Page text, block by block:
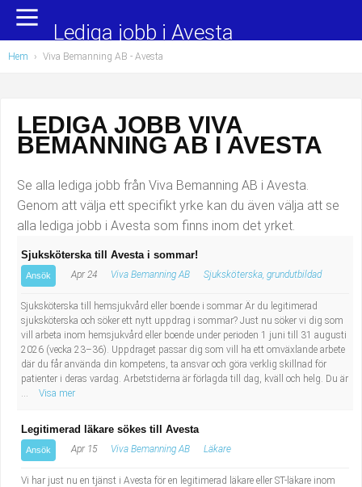
Yrkesområden
Administration, ekonomi, juridik
Chefer och verksamhetsledare
Data/IT
Försäljning, inköp, marknadsföring
Hantverksyrken
Hotell, restaurang, storhushåll
Hälso- och sjukvård
Industriell tillverkning
Kropps- och skönhetsvård
Populära jobb
Undersköterska, hemtjänst och äldreboende
Barnskötare
Lärare i förskola/Förskollärare
Lagerarbetare
Bussförare/Busschaufför
Elevassistent
Personlig assistent
Behandlingsassistent/Socialpedagog
Budbilsförare
Lediga jobb i Avesta
Hem › Viva Bemanning AB - Avesta
LEDIGA JOBB VIVA
BEMANNING AB I AVESTA
Se alla lediga jobb från Viva Bemanning AB i Avesta.
Genom att välja ett specifikt yrke kan du även välja att se
alla lediga jobb i Avesta som finns inom det yrket.
Sjuksköterska till Avesta i sommar!
Ansök Apr 24 Viva Bemanning AB Sjuksköterska, grundutbildad
Sjuksköterska till hemsjukvård eller boende i sommar Är du legitimerad
sjuksköterska och söker ett nytt uppdrag i sommar? Just nu söker vi dig som
vill arbeta inom hemsjukvård eller boende under perioden 1 juni till 31 augusti
2026 (vecka 23–36). Uppdraget passar dig som vill ha ett omväxlande arbete
där du får använda din kompetens, ta ansvar och göra verklig skillnad för
patienter i deras vardag. Arbetstiderna är förlagda till dag, kväll och helg. Du är
...
Visa mer
Legitimerad läkare sökes till Avesta
Ansök Apr 15 Viva Bemanning AB Läkare
Vi har just nu en tjänst i Avesta för en legitimerad läkare eller ST-läkare inom